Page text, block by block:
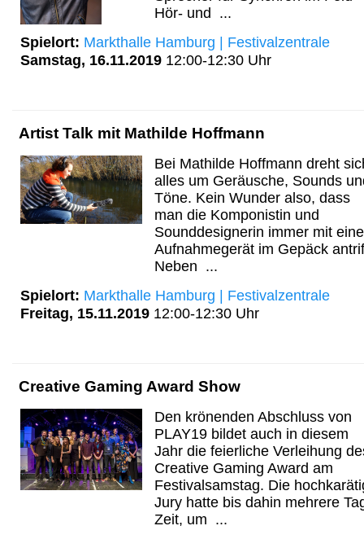
Hör- und ...
Spielort: Markthalle Hamburg | Festivalzentrale
Samstag, 16.11.2019 12:00-12:30 Uhr
Artist Talk mit Mathilde Hoffmann
Bei Mathilde Hoffmann dreht
alles um Geräusche, Sounds
Töne. Kein Wunder also, dass
man die Komponistin und
Sounddesignerin immer mit
Aufnahmegerät im Gepäck
Neben ...
Spielort: Markthalle Hamburg | Festivalzentrale
Freitag, 15.11.2019 12:00-12:30 Uhr
Creative Gaming Award Show
Den krönenden Abschluss von
PLAY19 bildet auch in diesem
Jahr die feierliche Verleihung
Creative Gaming Award am
Festivalsamstag. Die
Jury hatte bis dahin mehrere
Zeit, um ...